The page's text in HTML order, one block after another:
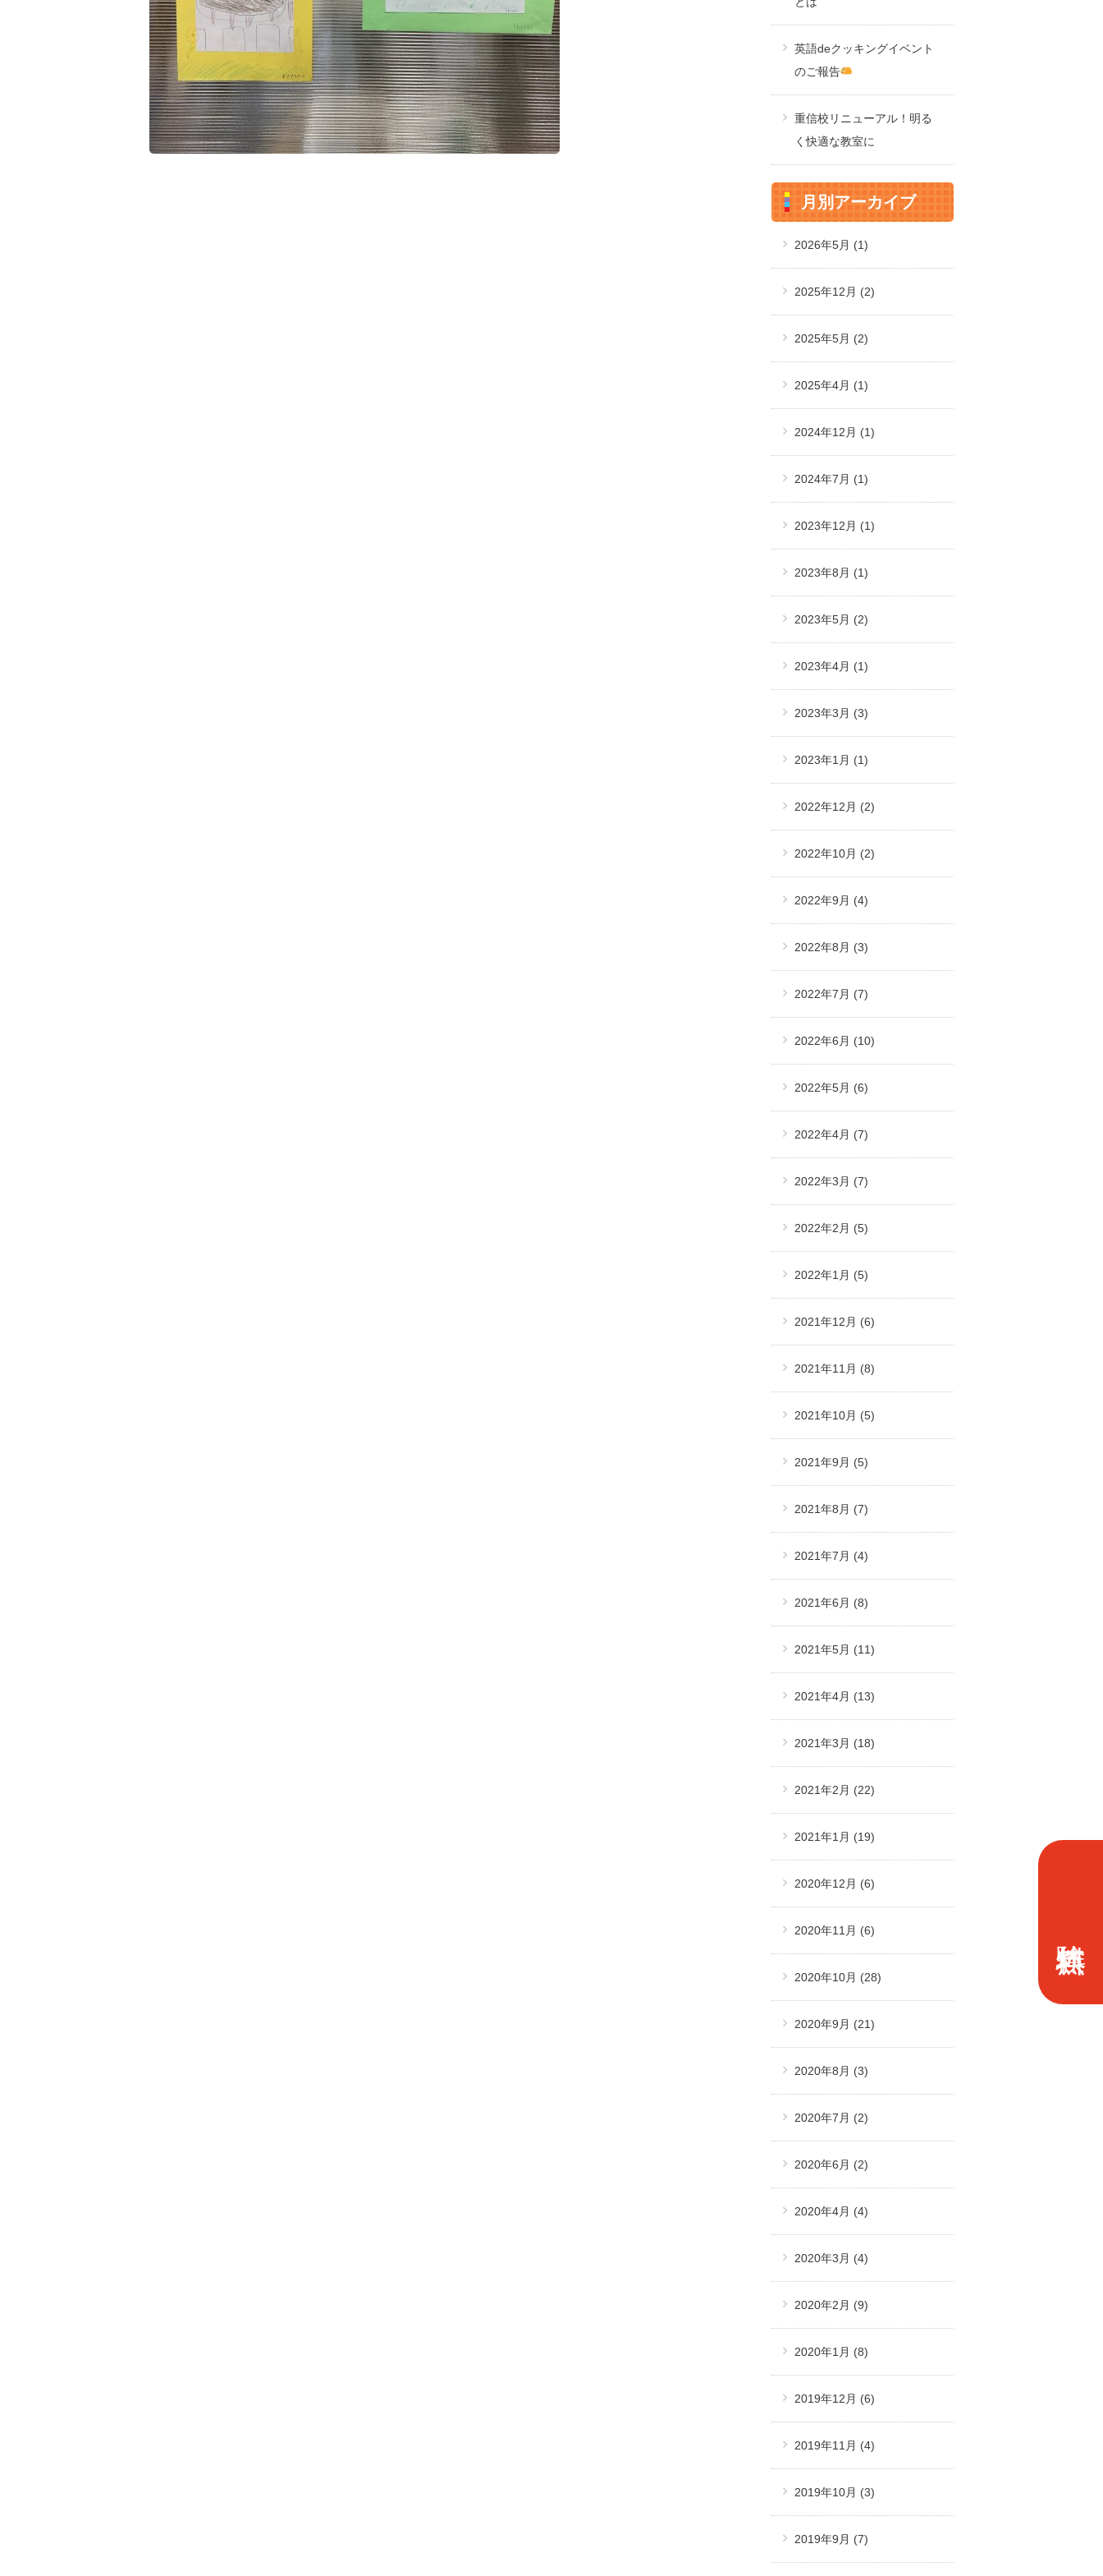
英語deクッキングイベント
のご報告
重信校リニューアル！明る
く快適な教室に
月別アーカイブ
2026年5月 (1)
2025年12月 (2)
2025年5月 (2)
2025年4月 (1)
2024年12月 (1)
2024年7月 (1)
2023年12月 (1)
2023年8月 (1)
2023年5月 (2)
2023年4月 (1)
2023年3月 (3)
2023年1月 (1)
2022年12月 (2)
2022年10月 (2)
2022年9月 (4)
2022年8月 (3)
2022年7月 (7)
2022年6月 (10)
2022年5月 (6)
2022年4月 (7)
2022年3月 (7)
2022年2月 (5)
2022年1月 (5)
2021年12月 (6)
2021年11月 (8)
2021年10月 (5)
2021年9月 (5)
2021年8月 (7)
2021年7月 (4)
2021年6月 (8)
2021年5月 (11)
2021年4月 (13)
2021年3月 (18)
2021年2月 (22)
2021年1月 (19)
2020年12月 (6)
2020年11月 (6)
2020年10月 (28)
2020年9月 (21)
2020年8月 (3)
2020年7月 (2)
2020年6月 (2)
2020年4月 (4)
2020年3月 (4)
2020年2月 (9)
2020年1月 (8)
2019年12月 (6)
2019年11月 (4)
2019年10月 (3)
2019年9月 (7)